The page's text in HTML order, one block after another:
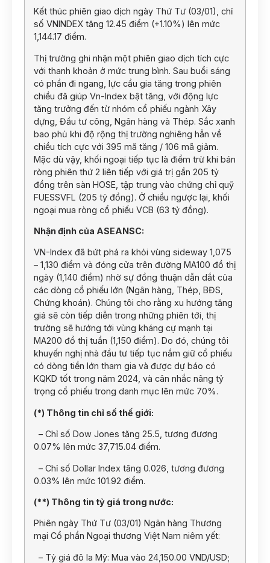
Kết thúc phiên giao dịch ngày Thứ Tư (03/01), chỉ
số VNINDEX tăng 12.45 điểm (+1.10%) lên mức
1,144.17 điểm.
Thị trường ghi nhận một phiên giao dịch tích cực
với thanh khoản ở mức trung bình. Sau buổi sáng
có phần đi ngang, lực cầu gia tăng trong phiên
chiều đã giúp Vn-Index bật tăng, với động lực
tăng trưởng đến từ nhóm cổ phiếu ngành Xây
dựng, Đầu tư công, Ngân hàng và Thép. Sắc xanh
bao phủ khi độ rộng thị trường nghiêng hẳn về
chiều tích cực với 395 mã tăng / 106 mã giảm.
Mặc dù vậy, khối ngoại tiếp tục là điểm trừ khi bán
ròng phiên thứ 2 liên tiếp với giá trị gần 205 tỷ
đồng trên sàn HOSE, tập trung vào chứng chỉ quỹ
FUESSVFL (205 tỷ đồng). Ở chiều ngược lại, khối
ngoại mua ròng cổ phiếu VCB (63 tỷ đồng).
Nhận định của ASEANSC:
VN-Index đã bứt phá ra khỏi vùng sideway 1,075
– 1,130 điểm và đóng cửa trên đường MA100 đồ thị
ngày (1,140 điểm) nhờ sự đồng thuận dẫn dắt của
các dòng cổ phiếu lớn (Ngân hàng, Thép, BĐS,
Chứng khoán). Chúng tôi cho rằng xu hướng tăng
giá sẽ còn tiếp diễn trong những phiên tới, thị
trường sẽ hướng tới vùng kháng cự mạnh tại
MA200 đồ thị tuần (1,150 điểm). Do đó, chúng tôi
khuyến nghị nhà đầu tư tiếp tục nắm giữ cổ phiếu
có dòng tiền lớn tham gia và được dự báo có
KQKD tốt trong năm 2024, và cân nhắc nâng tỷ
trọng cổ phiếu trong danh mục lên mức 70%.
(*) Thông tin chỉ số thế giới:
– Chỉ số Dow Jones tăng 25.5, tương đương
0.07% lên mức 37,715.04 điểm.
– Chỉ số Dollar Index tăng 0.026, tương đương
0.03% lên mức 101.92 điểm.
(**) Thông tin tỷ giá trong nước:
Phiên ngày Thứ Tư (03/01) Ngân hàng Thương
mại Cổ phần Ngoại thương Việt Nam niêm yết:
– Tỷ giá đô la Mỹ: Mua vào 24,150.00 VND/USD;